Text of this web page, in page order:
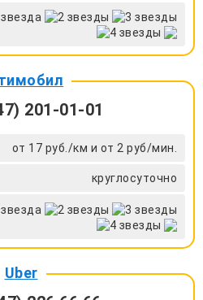
201-01-01
от 17 руб./км и от 2 руб/мин.
круглосуточно
Uber